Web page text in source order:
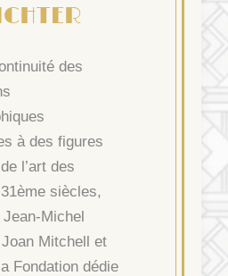
des
à des figures
l’art des
ème siècles,
Michel
Mitchell et
Fondation dédie